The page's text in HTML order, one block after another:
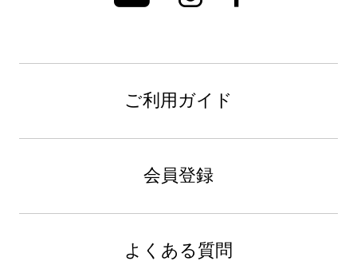
ご利用ガイド
会員登録
よくある質問